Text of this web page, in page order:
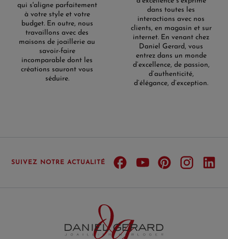
qui s'aligne parfaitement
à votre style et votre
budget. En outre, nous
travaillons avec des
maisons de joaillerie au
savoir-faire
incomparable dont les
créations sauront vous
séduire.
dans toutes les
interactions avec nos
clients, en magasin et sur
internet. En venant chez
Daniel Gerard, vous
entrez dans un monde
d’excellence, de passion,
d’authenticité,
d’élégance, d’exception.
SUIVEZ NOTRE ACTUALITÉ